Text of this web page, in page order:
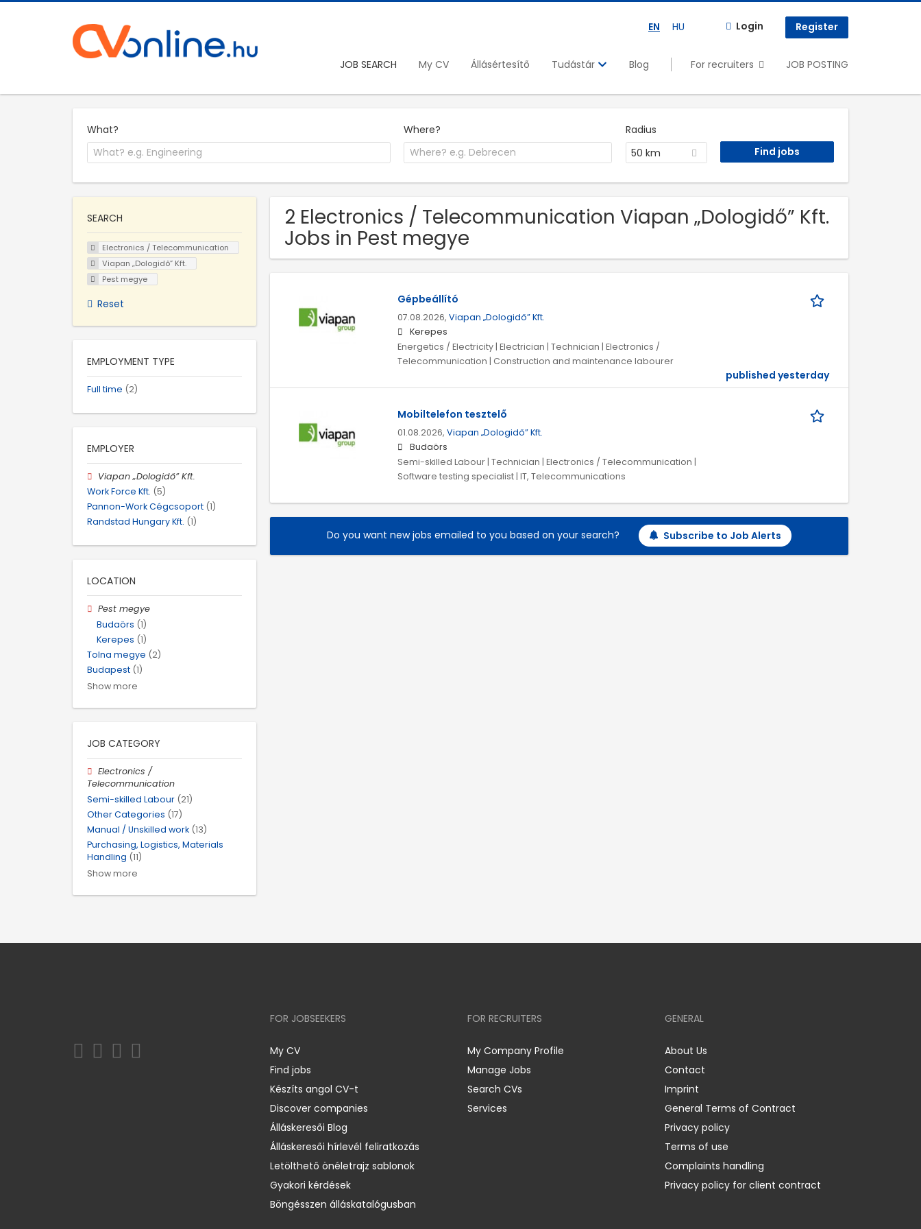
EN HU Login Register
JOB SEARCH My CV Állásértesítő Tudástár Blog For recruiters JOB POSTING
What? Where?
Radius
50 km
2 Electronics / Telecommunication Viapan „Dologidő” Kft.
Jobs in Pest megye
Gépbeállító
07.08.2026, Viapan „Dologidő” Kft.
Kerepes
Energetics / Electricity | Electrician | Technician | Electronics /
Telecommunication | Construction and maintenance labourer
published yesterday
Mobiltelefon tesztelő
01.08.2026, Viapan „Dologidő” Kft.
Budaörs
Semi-skilled Labour | Technician | Electronics / Telecommunication |
Software testing specialist | IT, Telecommunications
Do you want new jobs emailed to you based on your search? Subscribe to Job Alerts
SEARCH
Electronics / Telecommunication
Viapan „Dologidő” Kft.
Pest megye
Reset
EMPLOYMENT TYPE
Full time (2)
EMPLOYER
Viapan „Dologidő” Kft.
Work Force Kft. (5)
Pannon-Work Cégcsoport (1)
Randstad Hungary Kft. (1)
LOCATION
Pest megye
Budaörs (1)
Kerepes (1)
Tolna megye (2)
Budapest (1)
Show more
JOB CATEGORY
Electronics /
Telecommunication
Semi-skilled Labour (21)
Other Categories (17)
Manual / Unskilled work (13)
Purchasing, Logistics, Materials
Handling (11)
Show more
FOR JOBSEEKERS
My CV
Find jobs
Készíts angol CV-t
Discover companies
Álláskeresői Blog
Álláskeresői hírlevél feliratkozás
Letölthető önéletrajz sablonok
Gyakori kérdések
Böngésszen álláskatalógusban
FOR RECRUITERS
My Company Profile
Manage Jobs
Search CVs
Services
GENERAL
About Us
Contact
Imprint
General Terms of Contract
Privacy policy
Terms of use
Complaints handling
Privacy policy for client contract